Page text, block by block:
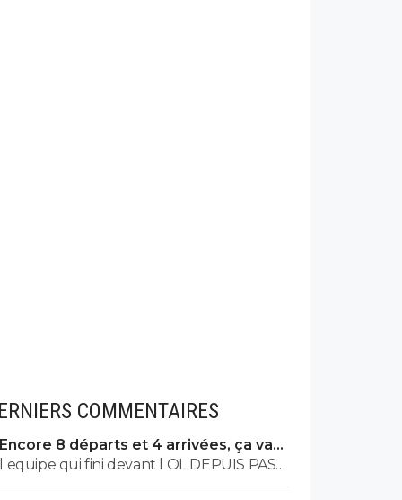
COMMENTAIRES
Encore 8 départs et 4 arrivées, ça va
valser à l'OL
l equipe qui fini devant l OL DEPUIS PAS
MAL DE TPS? lol. t es tro malin toi